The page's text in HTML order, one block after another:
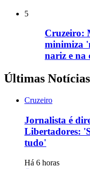
5
Cruzeiro:
minimiza
nariz e na
Últimas Notícias
Cruzeiro
Jornalista é
Libertadores:
tudo'
Há 6 horas